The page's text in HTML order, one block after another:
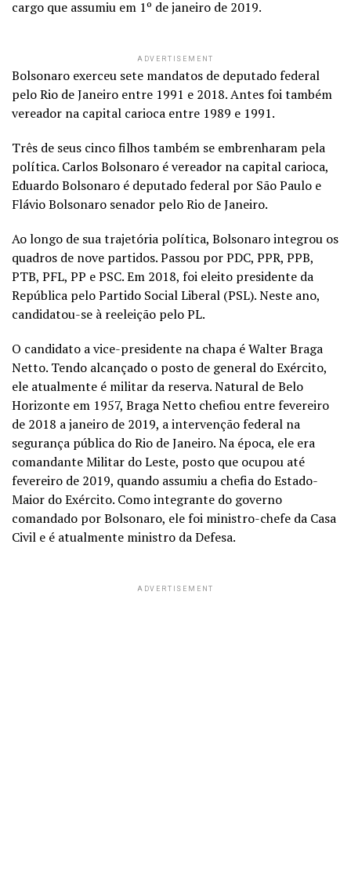
cargo que assumiu em 1º de janeiro de 2019.
ADVERTISEMENT
Bolsonaro exerceu sete mandatos de deputado federal
pelo Rio de Janeiro entre 1991 e 2018. Antes foi também
vereador na capital carioca entre 1989 e 1991.
Três de seus cinco filhos também se embrenharam pela
política. Carlos Bolsonaro é vereador na capital carioca,
Eduardo Bolsonaro é deputado federal por São Paulo e
Flávio Bolsonaro senador pelo Rio de Janeiro.
Ao longo de sua trajetória política, Bolsonaro integrou os
quadros de nove partidos. Passou por PDC, PPR, PPB,
PTB, PFL, PP e PSC. Em 2018, foi eleito presidente da
República pelo Partido Social Liberal (PSL). Neste ano,
candidatou-se à reeleição pelo PL.
O candidato a vice-presidente na chapa é Walter Braga
Netto. Tendo alcançado o posto de general do Exército,
ele atualmente é militar da reserva. Natural de Belo
Horizonte em 1957, Braga Netto chefiou entre fevereiro
de 2018 a janeiro de 2019, a intervenção federal na
segurança pública do Rio de Janeiro. Na época, ele era
comandante Militar do Leste, posto que ocupou até
fevereiro de 2019, quando assumiu a chefia do Estado-
Maior do Exército. Como integrante do governo
comandado por Bolsonaro, ele foi ministro-chefe da Casa
Civil e é atualmente ministro da Defesa.
ADVERTISEMENT